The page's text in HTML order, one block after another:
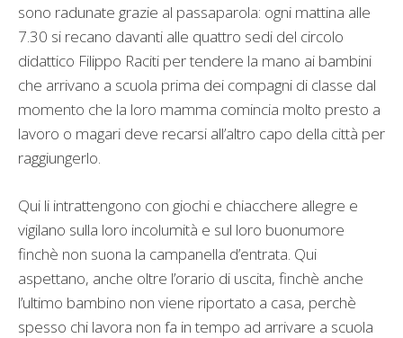
sono radunate grazie al passaparola: ogni mattina alle
7.30 si recano davanti alle quattro sedi del circolo
didattico Filippo Raciti per tendere la mano ai bambini
che arrivano a scuola prima dei compagni di classe dal
momento che la loro mamma comincia molto presto a
lavoro o magari deve recarsi all’altro capo della città per
raggiungerlo.
Qui li intrattengono con giochi e chiacchere allegre e
vigilano sulla loro incolumità e sul loro buonumore
finchè non suona la campanella d’entrata. Qui
aspettano, anche oltre l’orario di uscita, finchè anche
l’ultimo bambino non viene riportato a casa, perchè
spesso chi lavora non fa in tempo ad arrivare a scuola